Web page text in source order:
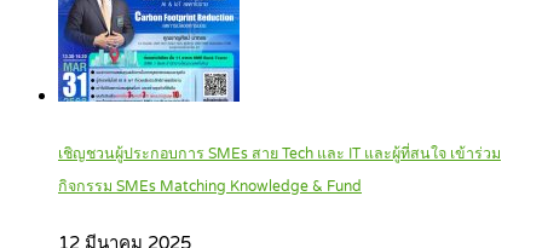
เชิญชวนผู้ประกอบการ SMEs สาย Tech และ IT และผู้ที่สนใจ เข้าร่วม
กิจกรรม SMEs Matching Knowledge & Fund
12 มีนาคม 2025